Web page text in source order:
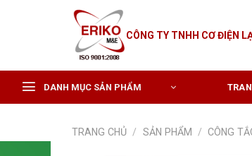
CÔNG TY TNHH CƠ ĐIỆN
DANH MỤC SẢN PHẨM
TRANG CHỦ / SẢN PHẨM / CÔNG